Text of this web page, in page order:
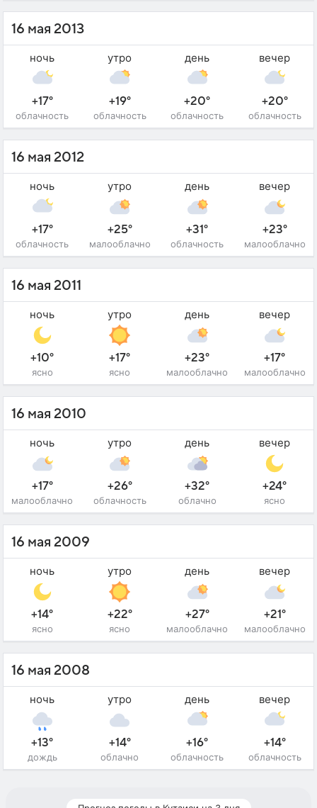
16 мая 2013
ночь
+17°
облачность
утро
+19°
облачность
день
+20°
облачность
вечер
+20°
облачность
16 мая 2012
ночь
+17°
облачность
утро
+25°
малооблачно
день
+31°
облачность
вечер
+23°
малооблачно
16 мая 2011
ночь
+10°
ясно
утро
+17°
ясно
день
+23°
малооблачно
вечер
+17°
малооблачно
16 мая 2010
ночь
+17°
малооблачно
утро
+26°
облачность
день
+32°
облачно
вечер
+24°
ясно
16 мая 2009
ночь
+14°
ясно
утро
+22°
ясно
день
+27°
малооблачно
вечер
+21°
малооблачно
16 мая 2008
ночь
+13°
дождь
утро
+14°
облачно
день
+16°
облачность
вечер
+14°
облачность